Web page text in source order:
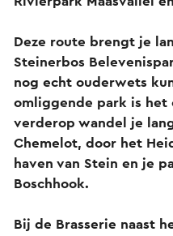
Deze route brengt je
Steinerbos
nog echt ouderwets
omliggende park is het
verderop wandel je
Chemelot, door het
haven van Stein en je
Boschhook.
Bij de Brasserie naast